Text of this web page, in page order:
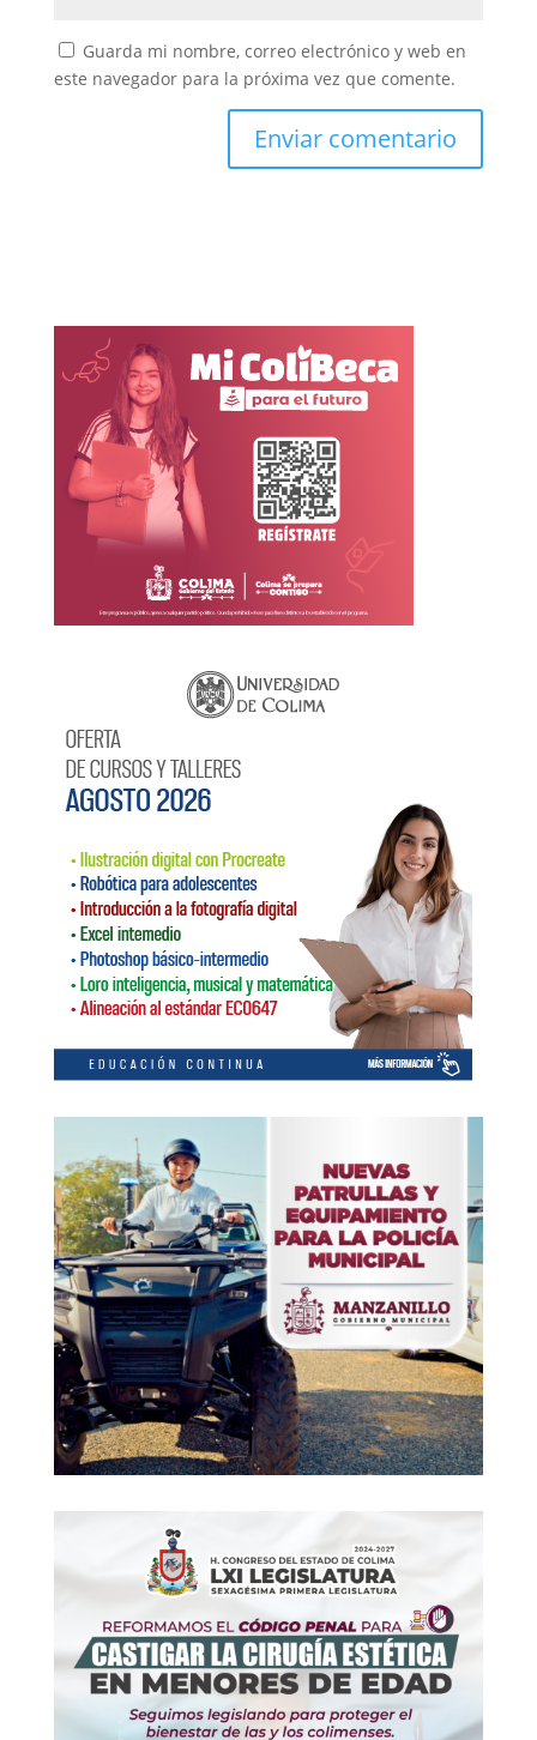
Guarda mi nombre, correo electrónico y web en
este navegador para la próxima vez que comente.